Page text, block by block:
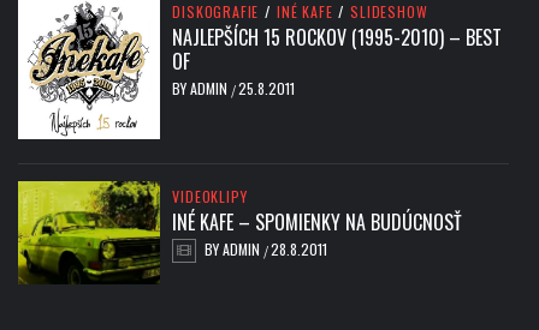
DISKOGRAFIE / INÉ KAFE / SLIDESHOW
NAJLEPŠÍCH 15 ROCKOV (1995-2010) – BEST
OF
BYADMIN /25.8.2011
VIDEOKLIPY
INÉ KAFE – SPOMIENKY NA BUDÚCNOSŤ
BYADMIN /28.8.2011